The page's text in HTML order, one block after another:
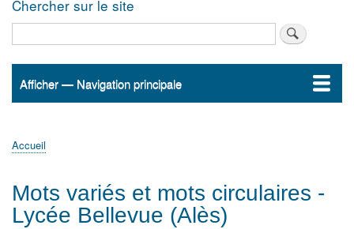
Chercher sur le site
Navigation
Afficher — Navigation principale
Accueil
ActualitésMATh.en.JEANS ?
Régions et Ateliers
Créer, gérer un atelier
Sujets/Publications
Congrès
d'Ariane
Accueil
Mots variés et mots circulaires -
Lycée Bellevue (Alès)